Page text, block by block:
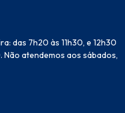
das 7h20 às 11h30, e 12h30
Não atendemos aos sábados,